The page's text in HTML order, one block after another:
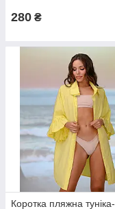
280 ₴
Коротка пляжна туніка-